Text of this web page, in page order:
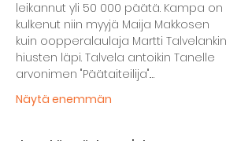
leikannut yli 50 000 päätä. Kampa on
kulkenut niin myyjä Maija Makkosen
kuin oopperalaulaja Martti Talvelankin
hiusten läpi. Talvela antoikin Tanelle
arvonimen "Päätaiteilija".…
Näytä enemmän
Jaa tämä tapahtuma